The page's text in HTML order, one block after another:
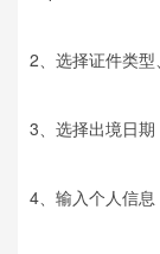
2、选择证件类型
3、选择出境日期
4、输入个人信息